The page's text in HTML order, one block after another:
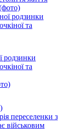
родзинки
та